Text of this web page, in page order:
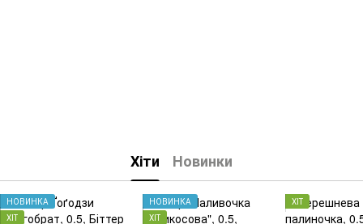
Хіти Новинки
НОВИНКА
ХІТ
НОВИНКА
ХІТ
ХІТ